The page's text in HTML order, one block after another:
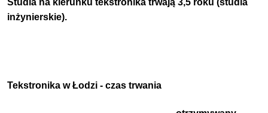
inżynierskie).
Tekstronika w Łodzi - czas trwania